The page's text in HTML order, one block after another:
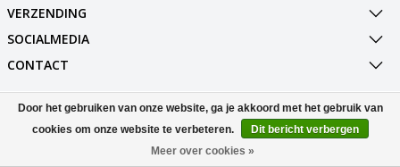
VERZENDING
SOCIALMEDIA
CONTACT
© Copyright 2026 Best Deals Online BV Powered byLightspeed
All rights reserved byInStijl Media
Door het gebruiken van onze website, ga je akkoord met het gebruik van
cookies om onze website te verbeteren.
Dit bericht verbergen
Meer over cookies »